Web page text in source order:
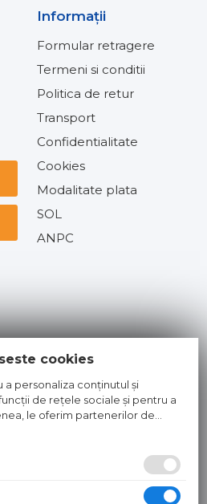
Informaţii
Formular retragere
Termeni si conditii
Politica de retur
Transport
Confidentialitate
Cookies
Modalitate plata
SOL
ANPC
in lei si includ tva. Ofertele sunt
cookies
personaliza conținutul și
de rețele sociale și pentru a
le oferim partenerilor de
și de analize informații cu privire
ul nostru. Aceștia le pot combina
dvs. sau culese în urma folosirii